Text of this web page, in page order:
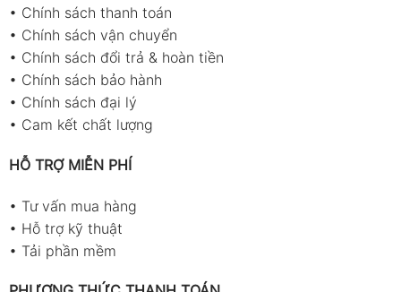
• Chính sách thanh toán
• Chính sách vận chuyển
• Chính sách đổi trả & hoàn tiền
• Chính sách bảo hành
• Chính sách đại lý
• Cam kết chất lượng
HỖ TRỢ MIỄN PHÍ
• Tư vấn mua hàng
• Hỗ trợ kỹ thuật
• Tải phần mềm